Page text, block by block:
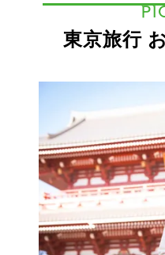
東京旅行